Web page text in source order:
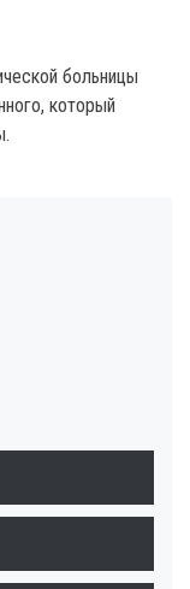
больницы
который